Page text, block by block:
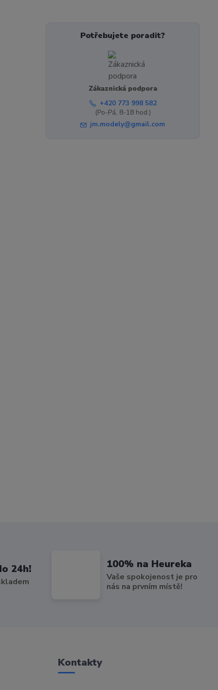
Potřebujete poradit?
Zákaznická podpora
+420 773 998 582
(Po-Pá, 8-18 hod.)
jm.modely@gmail.com
24h! 100% na Heureka
Vaše spokojenost je pro
nás na prvním místě!
Kontakty